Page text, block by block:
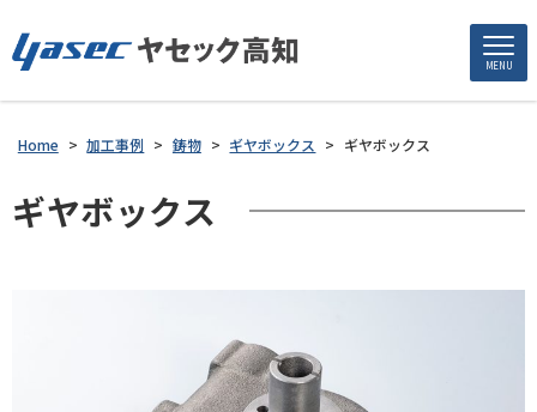
MENU
Home > 加工事例 > 鋳物 > ギヤボックス > ギヤボックス
ギヤボックス